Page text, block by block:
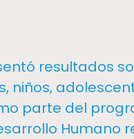
resultados
niños,
parte del
Humano